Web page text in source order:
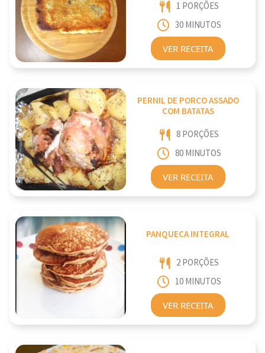
1 PORÇÕES
30 MINUTOS
VER RECEITA
PERNIL DE PORCO ASSADO
COM BATATAS
8 PORÇÕES
80 MINUTOS
VER RECEITA
PANQUECA INTEGRAL
2 PORÇÕES
10 MINUTOS
VER RECEITA